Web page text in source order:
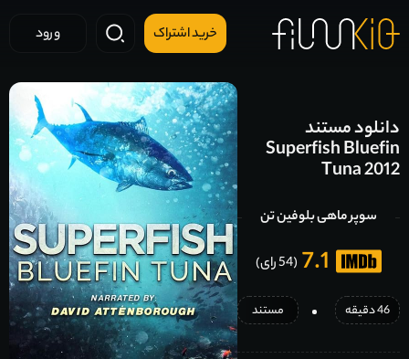
خرید اشتراک ورود
دانلود مستند
Superfish Bluefin
Tuna 2012
سوپر ماهی بلوفین تن
7.1 (54 رای)
46 دقیقه مستند